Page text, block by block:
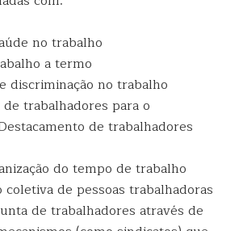
no trabalho
a termo
discriminação no trabalho
trabalhadores para o
de trabalhadores
do tempo de trabalho
coletiva de pessoas trabalhadoras
de trabalhadores através de